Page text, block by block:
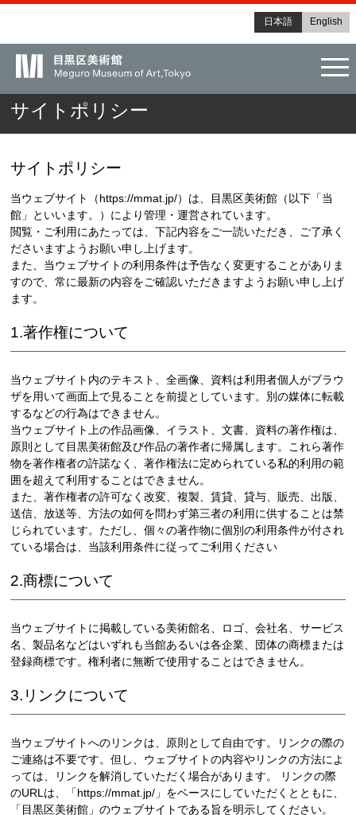
日本語 English
サイトポリシー
サイトポリシー
当ウェブサイト（https://mmat.jp/）は、目黒区美術館（以下「当
館」といいます。）により管理・運営されています。
閲覧・ご利用にあたっては、下記内容をご一読いただき、ご了承く
ださいますようお願い申し上げます。
また、当ウェブサイトの利用条件は予告なく変更することがありま
すので、常に最新の内容をご確認いただきますようお願い申し上げ
ます。
1.著作権について
当ウェブサイト内のテキスト、全画像、資料は利用者個人がブラウ
ザを用いて画面上で見ることを前提としています。別の媒体に転載
するなどの行為はできません。
当ウェブサイト上の作品画像、イラスト、文書、資料の著作権は、
原則として目黒美術館及び作品の著作者に帰属します。これら著作
物を著作権者の許諾なく、著作権法に定められている私的利用の範
囲を超えて利用することはできません。
また、著作権者の許可なく改変、複製、賃貸、貸与、販売、出版、
送信、放送等、方法の如何を問わず第三者の利用に供することは禁
じられています。ただし、個々の著作物に個別の利用条件が付され
ている場合は、当該利用条件に従ってご利用ください
2.商標について
当ウェブサイトに掲載している美術館名、ロゴ、会社名、サービス
名、製品名などはいずれも当館あるいは各企業、団体の商標または
登録商標です。権利者に無断で使用することはできません。
3.リンクについて
当ウェブサイトへのリンクは、原則として自由です。リンクの際の
ご連絡は不要です。但し、ウェブサイトの内容やリンクの方法によ
っては、リンクを解消していただく場合があります。 リンクの際
のURLは、「https://mmat.jp/」をベースにしていただくとともに、
「目黒区美術館」のウェブサイトである旨を明示してください。